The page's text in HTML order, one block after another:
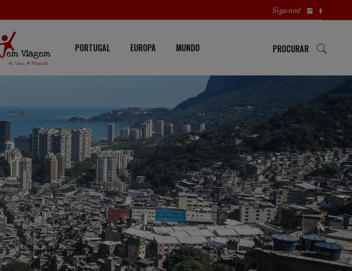
Siga-nos!
PORTUGAL EUROPA MUNDO PROCURAR